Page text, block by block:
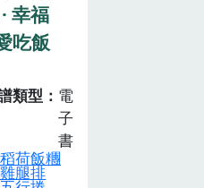
幸福
吃飯
類型
電
子
書
荷飯糰
腿排